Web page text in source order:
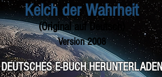
Kelch der Wahrheit
(Original auf Deutsch)
Version 2008
DEUTSCHES E-BUCH HERUNTERLADEN